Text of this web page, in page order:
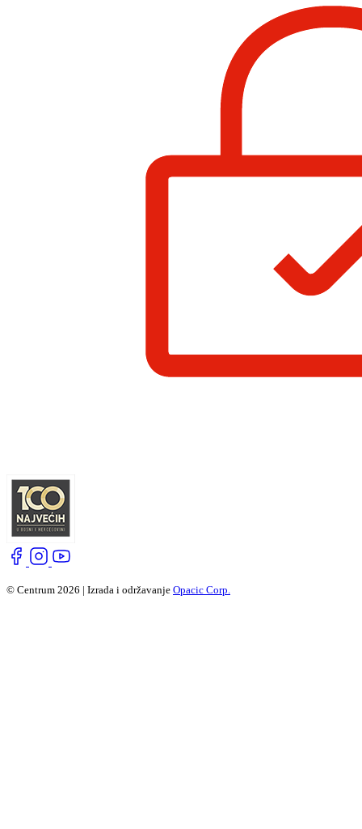
© Centrum 2026 | Izrada i održavanje Opacic Corp.